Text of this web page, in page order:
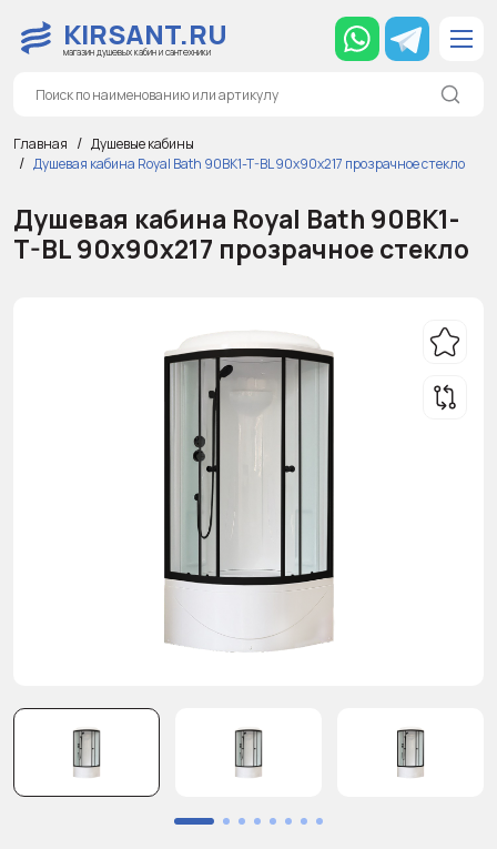
KIRSANT.RU
магазин душевых кабин и сантехники
Главная
Душевые кабины
Душевая кабина Royal Bath 90BK1-T-BL 90х90х217 прозрачное стекло
Душевая кабина Royal Bath 90BK1-
T-BL 90х90х217 прозрачное стекло